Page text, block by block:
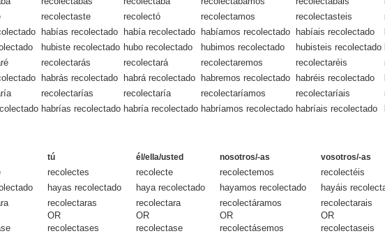
recolectaste recolectó recolectamos recolectasteis
habías recolectado había recolectado habíamos recolectado habíais recolectado
hubiste recolectado hubo recolectado hubimos recolectado hubisteis recolectado
recolectarás recolectará recolectaremos recolectaréis
habrás recolectado habrá recolectado habremos recolectado habréis recolectado
recolectarías recolectaría recolectaríamos recolectaríais
habrías recolectado habría recolectado habríamos recolectado habríais recolectado
tú él/ella/usted nosotros/-as vosotros/-as
recolectes recolecte recolectemos recolectéis
hayas recolectado haya recolectado hayamos recolectado hayáis
recolectaras
OR
recolectases
recolectara
OR
recolectase
recolectáramos
OR
recolectásemos
recolectarais
OR
recolectaseis